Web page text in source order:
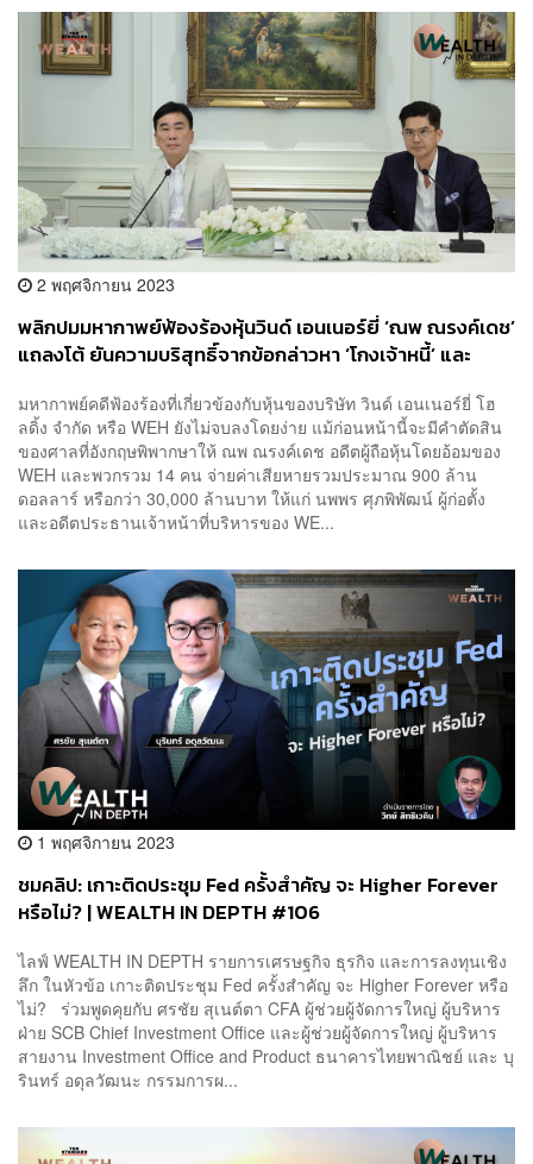
2 พฤศจิกายน 2023
พลิกปมมหากาพย์ฟ้องร้องหุ้นวินด์ เอนเนอร์ยี่ ‘ณพ ณรงค์เดช’
แถลงโต้ ยันความบริสุทธิ์จากข้อกล่าวหา ‘โกงเจ้าหนี้’ และ
มหากาพย์คดีฟ้องร้องที่เกี่ยวข้องกับหุ้นของบริษัท วินด์ เอนเนอร์ยี่ โฮ
ลดิ้ง จำกัด หรือ WEH ยังไม่จบลงโดยง่าย แม้ก่อนหน้านี้จะมีคำตัดสิน
ของศาลที่อังกฤษพิพากษาให้ ณพ ณรงค์เดช อดีตผู้ถือหุ้นโดยอ้อมของ
WEH และพวกรวม 14 คน จ่ายค่าเสียหายรวมประมาณ 900 ล้าน
ดอลลาร์ หรือกว่า 30,000 ล้านบาท ให้แก่ นพพร ศุภพิพัฒน์ ผู้ก่อตั้ง
และอดีตประธานเจ้าหน้าที่บริหารของ WE...
1 พฤศจิกายน 2023
ชมคลิป: เกาะติดประชุม Fed ครั้งสำคัญ จะ Higher Forever
หรือไม่? | WEALTH IN DEPTH #106
ไลฟ์ WEALTH IN DEPTH รายการเศรษฐกิจ ธุรกิจ และการลงทุนเชิง
ลึก ในหัวข้อ เกาะติดประชุม Fed ครั้งสำคัญ จะ Higher Forever หรือ
ไม่? ร่วมพูดคุยกับ ศรชัย สุเนต์ตา CFA ผู้ช่วยผู้จัดการใหญ่ ผู้บริหาร
ฝ่าย SCB Chief Investment Office และผู้ช่วยผู้จัดการใหญ่ ผู้บริหาร
สายงาน Investment Office and Product ธนาคารไทยพาณิชย์ และ บุ
รินทร์ อดุลวัฒนะ กรรมการผ...